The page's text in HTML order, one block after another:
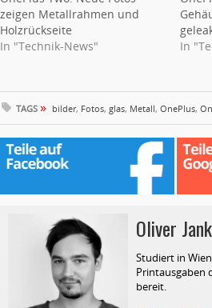
zeigen Metallrahmen und
Holzrückseite
In "Technik-News"
In
TAGS » bilder, Fotos, glas, Metall, OnePlus,
Oliver
Studiert in
Printausgaben
bereit.